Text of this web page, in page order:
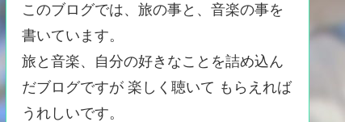
このブログでは、旅の事と、音楽の事を
書いています。
旅と音楽、自分の好きなことを詰め込ん
だブログですが 楽しく聴いて もらえれば
うれしいです。